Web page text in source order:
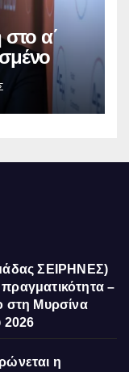
α΄
ΣΕΙΡΗΝΕΣ)
–
στη Μυρσίνα
2026
η